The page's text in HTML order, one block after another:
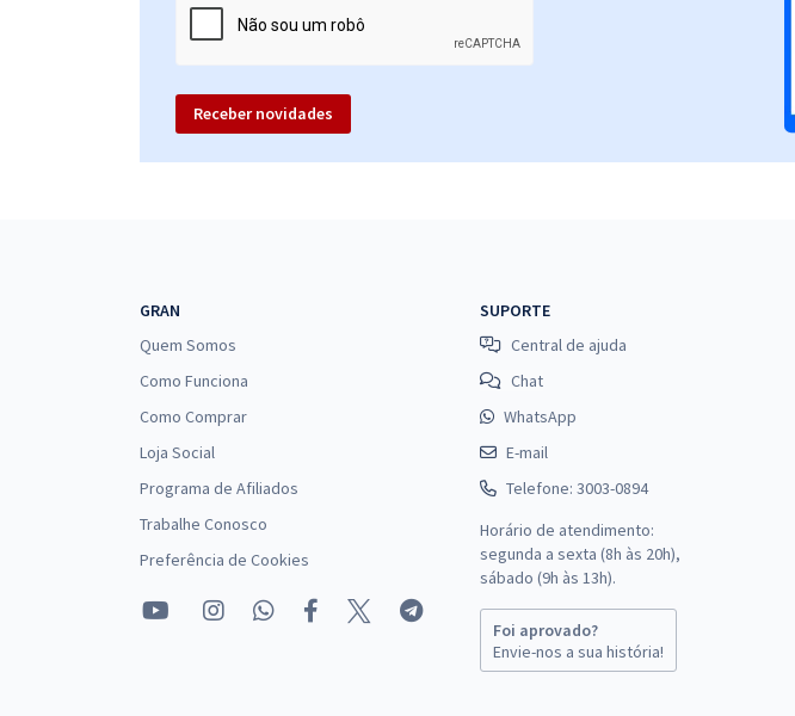
Receber novidades
GRAN
Quem Somos
Como Funciona
Como Comprar
Loja Social
Programa de Afiliados
Trabalhe Conosco
Preferência de Cookies
SUPORTE
Central de ajuda
Chat
WhatsApp
E-mail
Telefone: 3003-0894
Horário de atendimento:
segunda a sexta (8h às 20h),
sábado (9h às 13h).
Foi aprovado?
Envie-nos a sua história!